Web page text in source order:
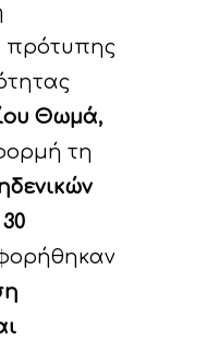
πρότυπης
Θωμά,
τη
30